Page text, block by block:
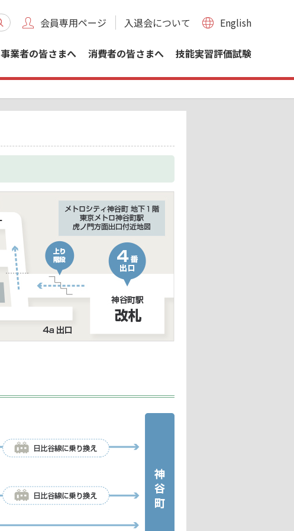
会員専用ページ 入退会について English
事業者の皆さまへ 消費者の皆さまへ 技能実習評価試験